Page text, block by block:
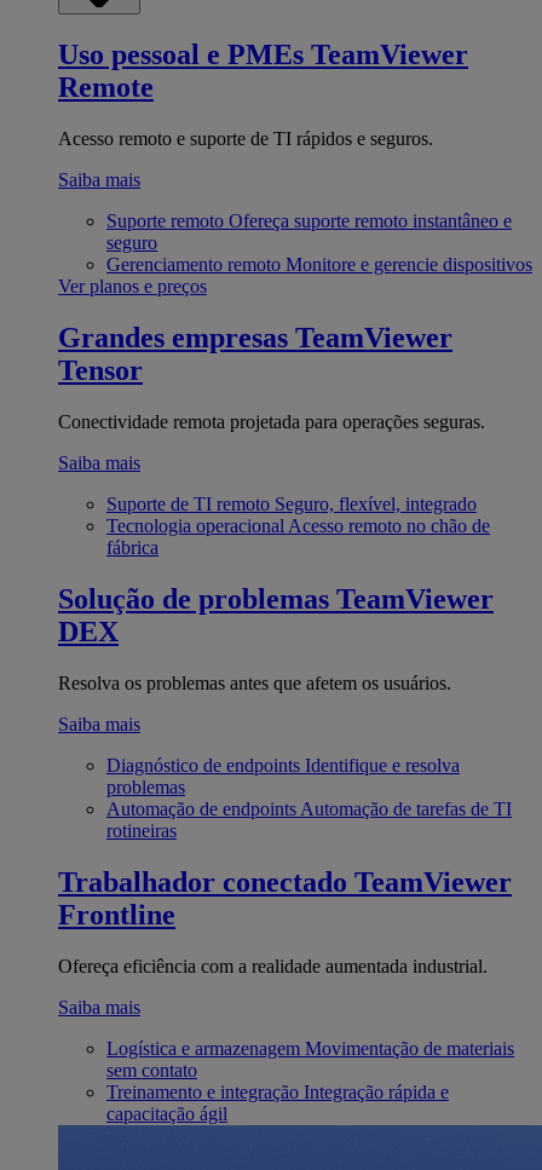
Uso pessoal e PMEs TeamViewer
Remote
Acesso remoto e suporte de TI rápidos e seguros.
Saiba mais
Suporte remoto Ofereça suporte remoto instantâneo e
seguro
Gerenciamento remoto Monitore e gerencie dispositivos
Ver planos e preços
Grandes empresas TeamViewer
Tensor
Conectividade remota projetada para operações seguras.
Saiba mais
Suporte de TI remoto Seguro, flexível, integrado
Tecnologia operacional Acesso remoto no chão de
fábrica
Solução de problemas TeamViewer
DEX
Resolva os problemas antes que afetem os usuários.
Saiba mais
Diagnóstico de endpoints Identifique e resolva
problemas
Automação de endpoints Automação de tarefas de TI
rotineiras
Trabalhador conectado TeamViewer
Frontline
Ofereça eficiência com a realidade aumentada industrial.
Saiba mais
Logística e armazenagem Movimentação de materiais
sem contato
Treinamento e integração Integração rápida e
capacitação ágil